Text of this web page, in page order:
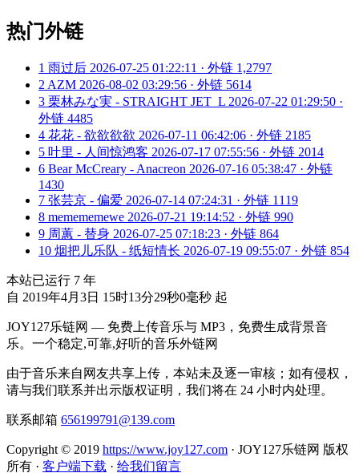
热门外链
1 雨过后 2026-07-25 01:22:11 · 外链 1,2797
2 AZM 2026-08-02 03:29:56 · 外链 5614
3 栗林みな実 - STRAIGHT JET_L 2026-07-22 01:29:50 ·
外链 4485
4 花花 - 欲欲欲欲 2026-07-11 06:42:06 · 外链 2185
5 叶里 - 人间惊鸿客 2026-07-17 07:55:56 · 外链 2014
6 Bear McCreary - Anacreon 2026-07-16 05:38:47 · 外链
1430
7 张芸京 - 偏爱 2026-07-14 07:24:31 · 外链 1119
8 memememewe 2026-07-21 19:14:52 · 外链 990
9 周蕙 - 替身 2026-07-25 07:18:23 · 外链 864
10 烟把儿乐队 - 纸短情长 2026-07-19 09:55:07 · 外链 854
本站已运行 7 年
自 2019年4月3日 15时13分29秒0毫秒 起
JOY127乐链网 — 免费上传音乐与 MP3，免费生成背景音
乐。一个稳定,可靠,好听的音乐外链网
由于音乐来自网友共享上传，本站未及逐一审核；如有侵权，
请与我们联系并出示版权证明，我们将在 24 小时内处理。
联系邮箱 656199791@139.com
Copyright © 2019 https://www.joy127.com · JOY127乐链网 版权
所有 · 客户端下载 · 给我们留言